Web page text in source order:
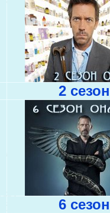
2 сезон
6 сезон